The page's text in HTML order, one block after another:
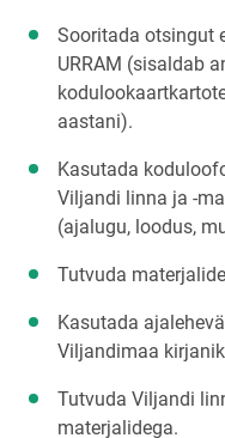
Sooritada otsingut
URRAM (sisaldab
aastani).
Kasutada
Viljandi linna ja -
(ajalugu, loodus,
Tutvuda
Kasutada
Viljandimaa
Tutvuda Viljandi
materjalidega.